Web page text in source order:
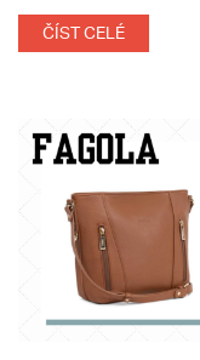
ČÍST CELÉ